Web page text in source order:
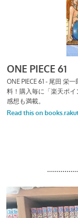
................